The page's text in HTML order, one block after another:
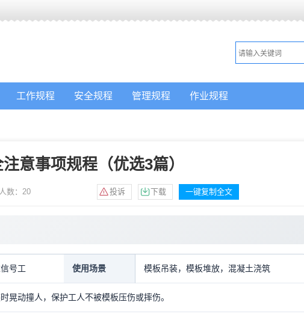
工作规程 安全规程 管理规程 作业规程
意事项规程（优选3篇）
数： 20 投诉 下载 一键复制全文
号工 使用场景 模板吊装，模板堆放，混凝土浇筑
晃动撞人，保护工人不被模板压伤或摔伤。